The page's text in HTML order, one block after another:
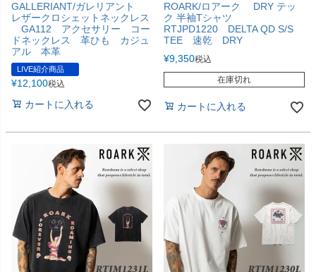
GALLERIANT/ガレリアント
レザークロシェットネックレス
GA112 アクセサリー コー
ドネックレス 革ひも カジュ
アル 本革
LIVE紹介商品
¥12,100税込
カートに入れる
ROARK/ロアーク DRY テッ
ク 半袖Tシャツ
RTJPD1220 DELTA QD S/S
TEE 速乾 DRY
¥9,350税込
在庫切れ
カートに入れる